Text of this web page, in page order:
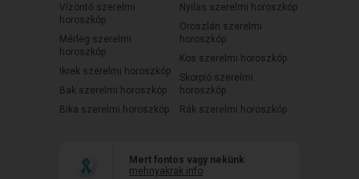
Vízöntő szerelmi
horoszkóp
Mérleg szerelmi
horoszkóp
Ikrek szerelmi horoszkóp
Bak szerelmi horoszkóp
Bika szerelmi horoszkóp
Nyilas szerelmi horoszkóp
Oroszlán szerelmi
horoszkóp
Kos szerelmi horoszkóp
Skorpió szerelmi
horoszkóp
Rák szerelmi horoszkóp
Mert fontos vagy nekünk
mehnyakrak.info